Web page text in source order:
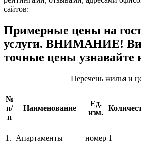
сайтов:
Примерные цены на
услуги. ВНИМАНИЕ!
точные цены узнавайте
Перечень жилья и
№
п/
п
Наименование
Ед.
изм.
1. Апартаменты номер 1